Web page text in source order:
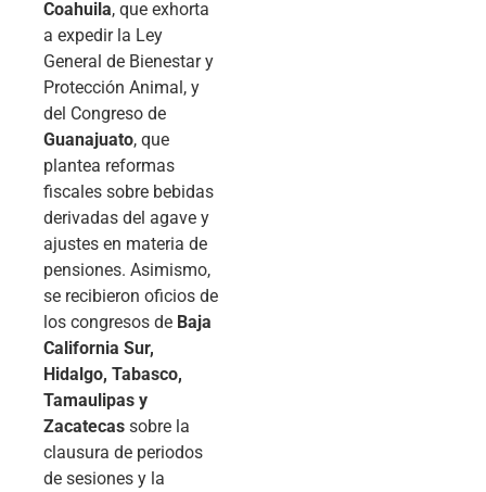
Coahuila, que exhorta
a expedir la Ley
General de Bienestar y
Protección Animal, y
del Congreso de
Guanajuato, que
plantea reformas
fiscales sobre bebidas
derivadas del agave y
ajustes en materia de
pensiones. Asimismo,
se recibieron oficios de
los congresos de Baja
California Sur,
Hidalgo, Tabasco,
Tamaulipas y
Zacatecas sobre la
clausura de periodos
de sesiones y la